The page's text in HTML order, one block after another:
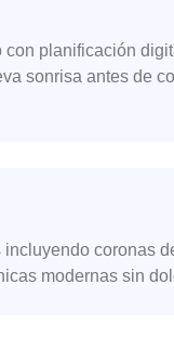
con planificación
sonrisa antes de
coronas
modernas sin